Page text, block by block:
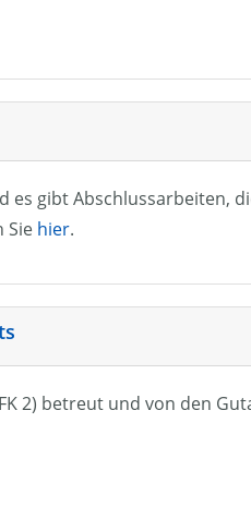
gibt Abschlussarbeiten,
Sie hier.
2) betreut und von den